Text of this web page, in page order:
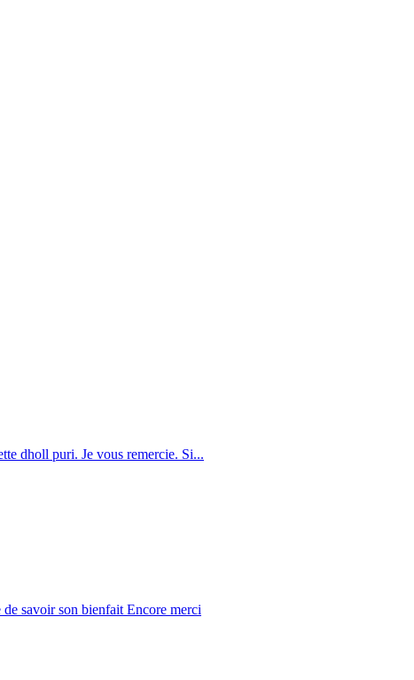
dholl puri. Je vous remercie. Si...
savoir son bienfait Encore merci